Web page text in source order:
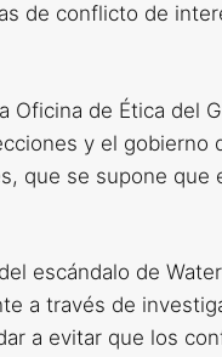
de conflicto de
de Ética del
y el gobierno
que se supone que
escándalo de
a través de
a evitar que los